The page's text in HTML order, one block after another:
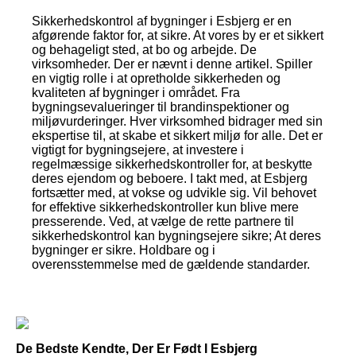
Sikkerhedskontrol af bygninger i Esbjerg er en
afgørende faktor for, at sikre. At vores by er et sikkert
og behageligt sted, at bo og arbejde. De
virksomheder. Der er nævnt i denne artikel. Spiller
en vigtig rolle i at opretholde sikkerheden og
kvaliteten af bygninger i området. Fra
bygningsevalueringer til brandinspektioner og
miljøvurderinger. Hver virksomhed bidrager med sin
ekspertise til, at skabe et sikkert miljø for alle. Det er
vigtigt for bygningsejere, at investere i
regelmæssige sikkerhedskontroller for, at beskytte
deres ejendom og beboere. I takt med, at Esbjerg
fortsætter med, at vokse og udvikle sig. Vil behovet
for effektive sikkerhedskontroller kun blive mere
presserende. Ved, at vælge de rette partnere til
sikkerhedskontrol kan bygningsejere sikre; At deres
bygninger er sikre. Holdbare og i
overensstemmelse med de gældende standarder.
De Bedste Kendte, Der Er Født I Esbjerg